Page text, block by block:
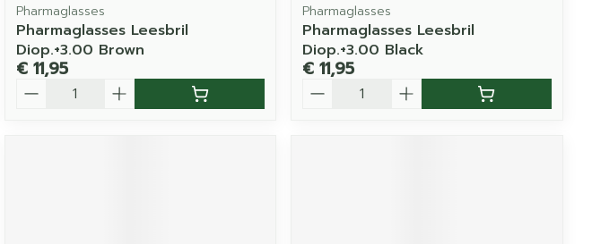
Pharmaglasses
Pharmaglasses Leesbril
Diop.+3.00 Brown
€ 11,95
Pharmaglasses
Pharmaglasses Leesbril
Diop.+3.00 Black
€ 11,95